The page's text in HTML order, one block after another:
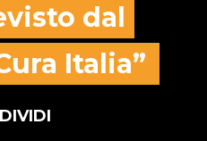
dal
Italia”